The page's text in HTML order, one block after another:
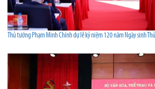
Thủ tướng Phạm Minh Chính dự lễ kỷ niệm 120 năm Ngày sinh